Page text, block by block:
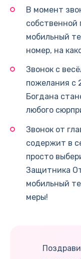
В момент
собственной
мобильный
номер, на
Звонок с
пожелания с
Богдана
любого
Звонок от
содержит в
просто
Защитника
мобильный
меры!